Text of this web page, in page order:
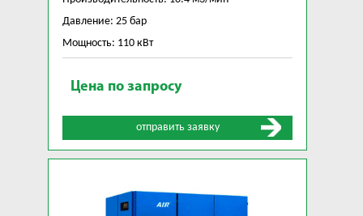
Давление: 25 бар
Мощность: 110 кВт
Цена по запросу
отправить заявку